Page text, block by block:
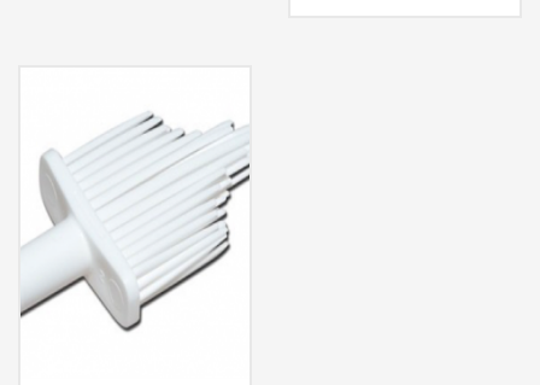
dal differente colore della
vite. Fabbricati in Europa.
SPECULUM CUSCO A VITE
29976 PICCOLO